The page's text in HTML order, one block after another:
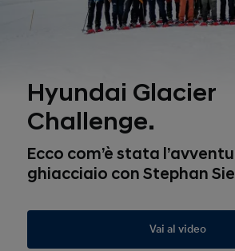
Hyundai Glacier
Challenge.
Ecco com’è stata
ghiacciaio con Stephan
Vai al video